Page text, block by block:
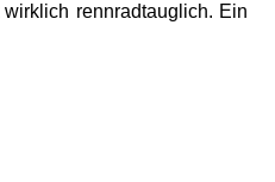
rennradtauglich. Ein